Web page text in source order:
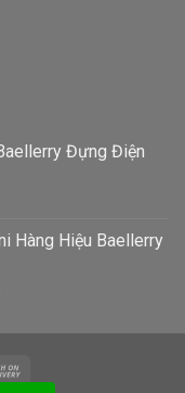
Đựng Điện
Giá
tại
157.000VNĐ.
Hàng Hiệu Baellerry
Giá
tại
127.000VNĐ.